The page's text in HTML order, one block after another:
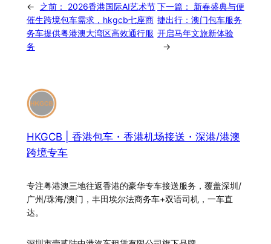
← 之前： 2026香港国际AI艺术节
催生跨境包车需求，hkgcb七座商
务车提供粤港澳大湾区高效通行服
务
下一篇：
新春盛典与便
捷出行：澳门包车服务
开启马年文旅新体验
→
HKGCB | 香港包车・香港机场接送・深港/港澳
跨境专车
专注粤港澳三地往返香港的豪华专车接送服务，覆盖深圳/
广州/珠海/澳门，丰田埃尔法商务车+双语司机，一车直
达。